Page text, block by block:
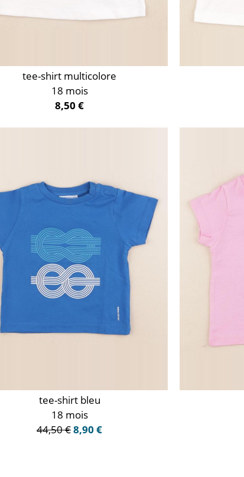
tee-shirt multicolore
18 mois
8,50 €
tee-shirt bleu
18 mois
44,50 €8,90 €